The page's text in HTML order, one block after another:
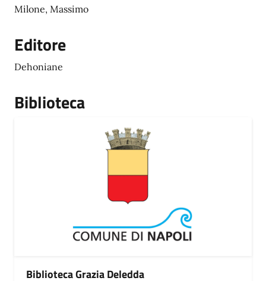
Milone, Massimo
Editore
Dehoniane
Biblioteca
Biblioteca Grazia Deledda